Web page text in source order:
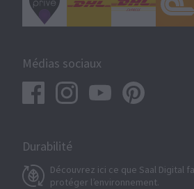
Médias sociaux
Durabilité
Découvrez ici ce que Saal Digital
protéger l’environnement.